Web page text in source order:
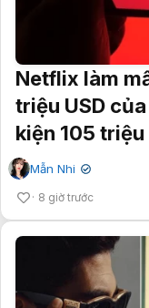
Netflix làm
triệu USD
kiện 105 triệu
Mẫn Nhi ✔
8 giờ trước